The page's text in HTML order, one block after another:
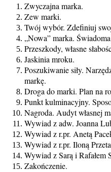
Zwyczajna marka.
Zew marki.
Twój wybór. Zdefiniuj
„Nowa” marka.
Przeszkody, własne
Jaskinia mroku.
Poszukiwanie siły.
markę.
Droga do marki. Plan na
Punkt kulminacyjny.
Nagroda. Audyt własnej
Wywiad z adw. Joanna
Wywiad z r.pr. Anetą
Wywiad z r.pr. Iloną
Wywiad z Sarą i Rafałem
Zakończenie.